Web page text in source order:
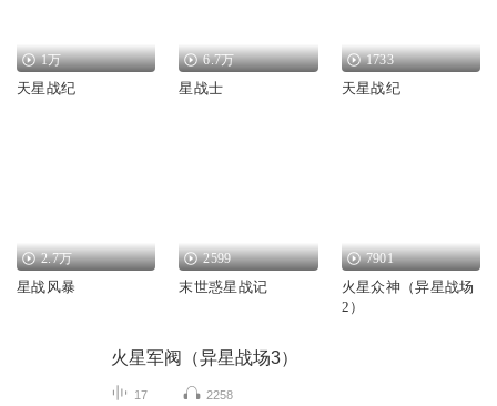
1万
天星战纪
6.7万
星战士
1733
天星战纪
2.7万
星战风暴
2599
末世惑星战记
7901
火星众神（异星战场
2）
火星军阀（异星战场3）
17 2258